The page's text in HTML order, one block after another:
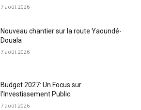
7 août 2026
Nouveau chantier sur la route Yaoundé-
Douala
7 août 2026
Budget 2027: Un Focus sur
l’Investissement Public
7 août 2026